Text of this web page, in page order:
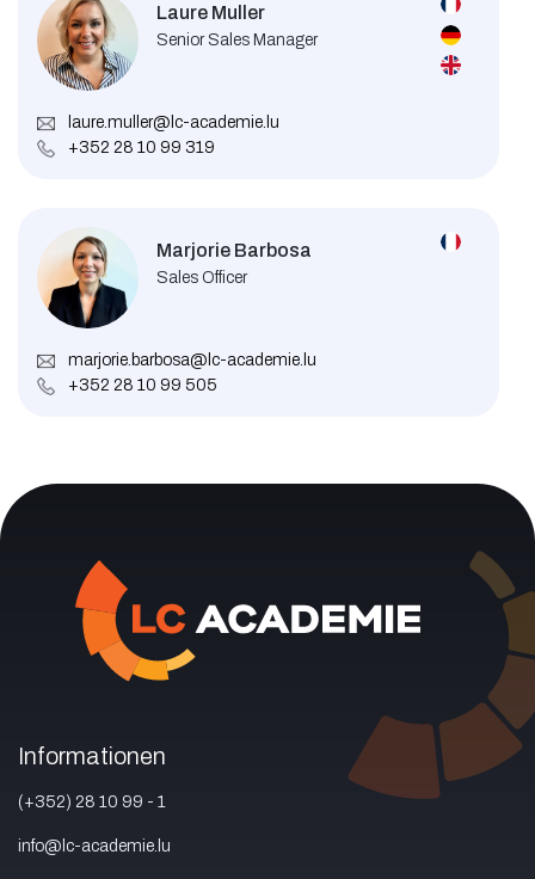
Laure Muller
Senior Sales Manager
laure.muller@lc-academie.lu
+352 28 10 99 319
Marjorie Barbosa
Sales Officer
marjorie.barbosa@lc-academie.lu
+352 28 10 99 505
Informationen
(+352) 28 10 99 - 1
info@lc-academie.lu